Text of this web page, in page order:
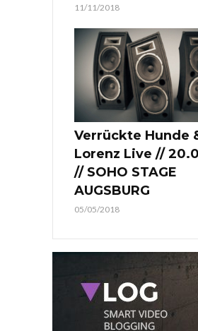
11/11/2018
Verrückte Hunde
Lorenz Live //
// SOHO STAGE
AUGSBURG
05/05/2018